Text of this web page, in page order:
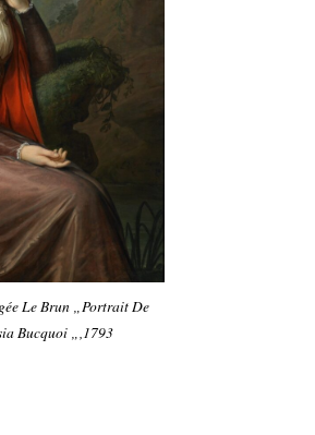
Le Brun „Portrait De
Bucquoi „,1793